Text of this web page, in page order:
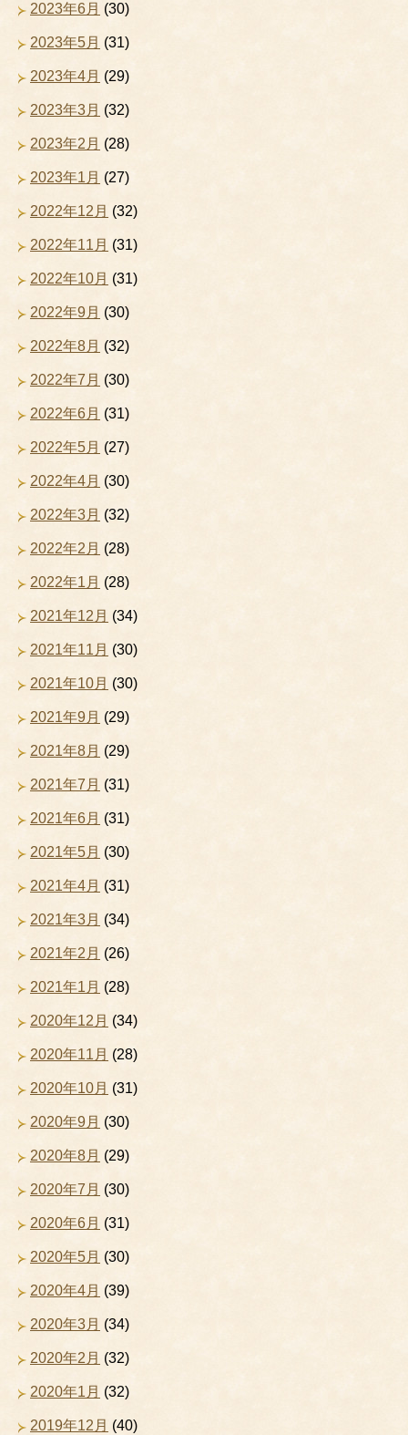
2023年6月 (30)
2023年5月 (31)
2023年4月 (29)
2023年3月 (32)
2023年2月 (28)
2023年1月 (27)
2022年12月 (32)
2022年11月 (31)
2022年10月 (31)
2022年9月 (30)
2022年8月 (32)
2022年7月 (30)
2022年6月 (31)
2022年5月 (27)
2022年4月 (30)
2022年3月 (32)
2022年2月 (28)
2022年1月 (28)
2021年12月 (34)
2021年11月 (30)
2021年10月 (30)
2021年9月 (29)
2021年8月 (29)
2021年7月 (31)
2021年6月 (31)
2021年5月 (30)
2021年4月 (31)
2021年3月 (34)
2021年2月 (26)
2021年1月 (28)
2020年12月 (34)
2020年11月 (28)
2020年10月 (31)
2020年9月 (30)
2020年8月 (29)
2020年7月 (30)
2020年6月 (31)
2020年5月 (30)
2020年4月 (39)
2020年3月 (34)
2020年2月 (32)
2020年1月 (32)
2019年12月 (40)